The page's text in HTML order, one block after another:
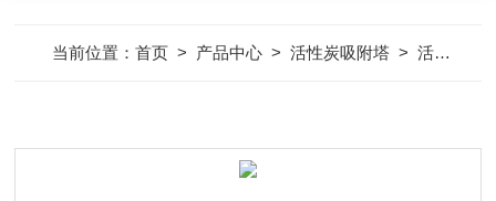
当前位置：首页 > 产品中心 >活性炭吸附塔 >活性炭吸附塔